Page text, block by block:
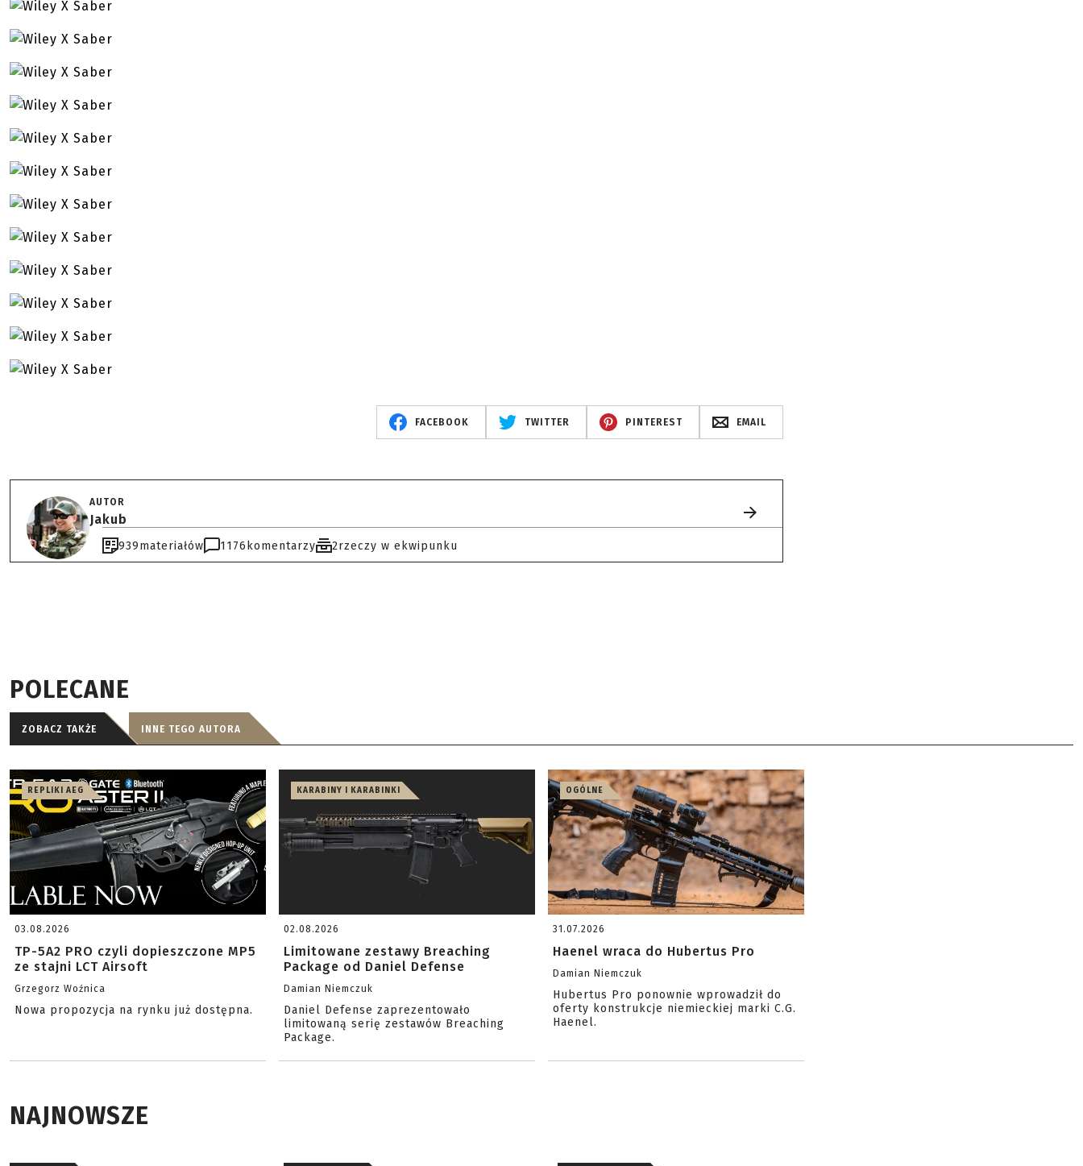
FACEBOOK TWITTER PINTEREST EMAIL
AUTOR
Jakub
939materiałów 1176 komentarzy 2rzeczy w ekwipunku
POLECANE
ZOBACZ TAKŻE INNE TEGO AUTORA
REPLIKI AEG
03.08.2026
TP-5A2 PRO czyli dopieszczone MP5
ze stajni LCT Airsoft
Grzegorz Woźnica
Nowa propozycja na rynku już dostępna.
KARABINY I KARABINKI
02.08.2026
Limitowane zestawy Breaching
Package od Daniel Defense
Damian Niemczuk
Daniel Defense zaprezentowało
limitowaną serię zestawów Breaching
Package.
OGÓLNE
31.07.2026
Haenel wraca do Hubertus Pro
Damian Niemczuk
Hubertus Pro ponownie wprowadził do
oferty konstrukcje niemieckiej marki C.G.
Haenel.
NAJNOWSZE